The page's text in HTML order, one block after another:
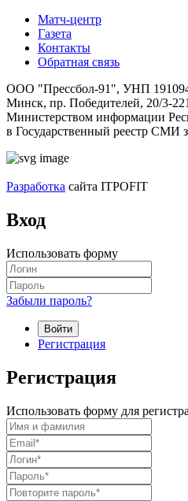
Матч-центр
Газета
Контакты
Обратная связь
ООО "Прессбол-91", УНП
Минск, пр. Победителей, 20/3-
Министерством информации
в Государственный реестр СМИ
Разработка сайта ITPOFIT
Вход
Использовать форму
Забыли пароль?
Войти
Регистрация
Регистрация
Использовать форму для